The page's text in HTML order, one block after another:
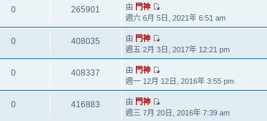
0 265901 由 門神
週六 6月 5日, 2021年 6:51 am
0 408035 由 門神
週五 2月 3日, 2017年 12:21 pm
0 408337 由 門神
週一 12月 12日, 2016年 3:55 pm
0 416883 由 門神
週三 7月 20日, 2016年 7:39 am